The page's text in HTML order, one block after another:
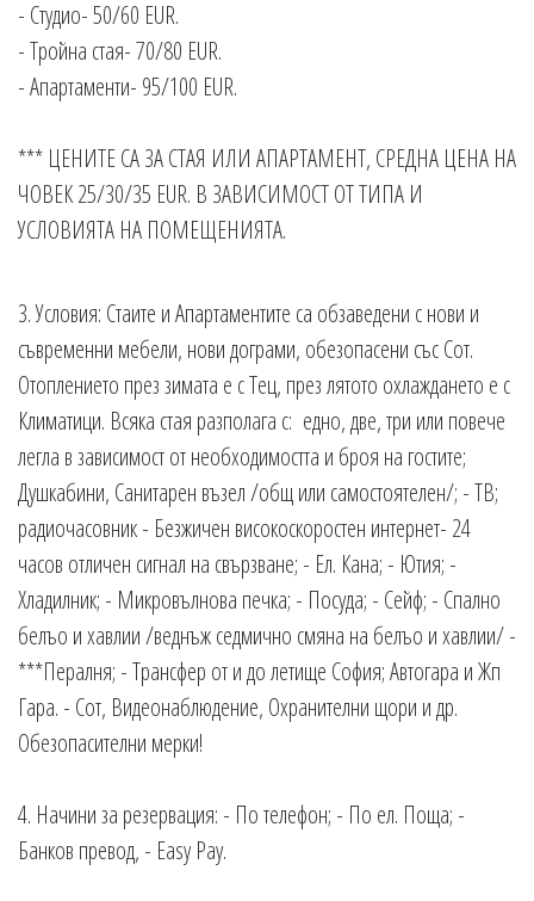
- Студио- 50/60 EUR.
- Тройна стая- 70/80 EUR.
- Апартаменти- 95/100 EUR.
*** ЦЕНИТЕ СА ЗА СТАЯ ИЛИ АПАРТАМЕНТ, СРЕДНА ЦЕНА НА
ЧОВЕК 25/30/35 EUR. В ЗАВИСИМОСТ ОТ ТИПА И
УСЛОВИЯТА НА ПОМЕЩЕНИЯТА.
3. Условия: Стаите и Апартаментите са обзаведени с нови и
съвременни мебели, нови дограми, обезопасени със Сот.
Отоплението през зимата е с Тец, през лятото охлаждането е с
Климатици. Всяка стая разполага с: едно, две, три или повече
легла в зависимост от необходимостта и броя на гостите;
Душкабини, Санитарен възел /общ или самостоятелен/; - ТВ;
радиочасовник - Безжичен високоскоростен интернет- 24
часов отличен сигнал на свързване; - Ел. Кана; - Ютия; -
Хладилник; - Микровълнова печка; - Посуда; - Сейф; - Спално
белъо и хавлии /веднъж седмично смяна на белъо и хавлии/ -
***Пералня; - Трансфер от и до летище София; Автогара и Жп
Гара. - Сот, Видеонаблюдение, Охранителни щори и др.
Обезопасителни мерки!
4. Начини за резервация: - По телефон; - По ел. Поща; -
Банков превод, - Easy Pay.